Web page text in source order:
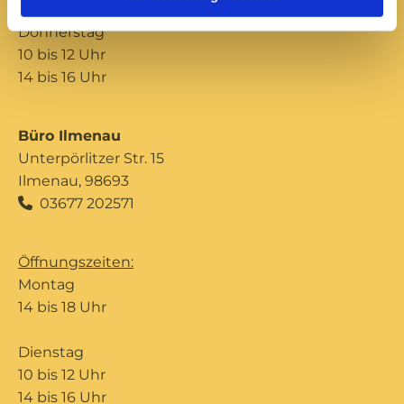
Donnerstag
10 bis 12 Uhr
14 bis 16 Uhr
Büro Ilmenau
Unterpörlitzer Str. 15
Ilmenau, 98693
 03677 202571
Öffnungszeiten:
Montag
14 bis 18 Uhr
Dienstag
10 bis 12 Uhr
14 bis 16 Uhr